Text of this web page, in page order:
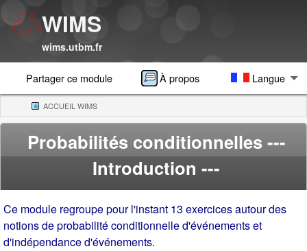
WIMS
wims.utbm.fr
Partager ce module À propos Langue
ACCUEIL WIMS(CURRENT)
Probabilités conditionnelles ---
Introduction ---
Ce module regroupe pour l'instant 13 exercices autour des
notions de probabilité conditionnelle d'événements et
d'indépendance d'événements.